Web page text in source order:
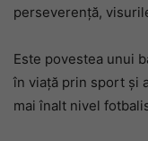
perseverență,
Este povestea unui
în viață prin sport și
mai înalt nivel